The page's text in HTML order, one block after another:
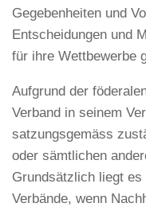
Gegebenheiten und
Entscheidungen und
für ihre Wettbewerbe
Aufgrund der
Verband in seinem
satzungsgemäss
oder sämtlichen
Grundsätzlich liegt
Verbände, wenn